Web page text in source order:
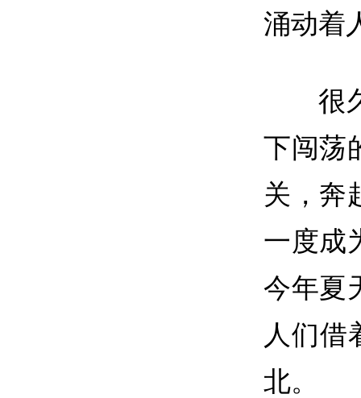
涌动着
很
下闯荡
关，奔
一度成
今年夏
人们借
北。